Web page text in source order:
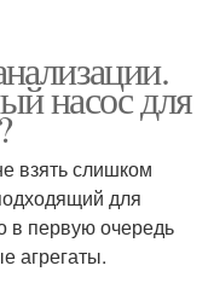
насос для
взять слишком
для
в первую очередь
агрегаты.